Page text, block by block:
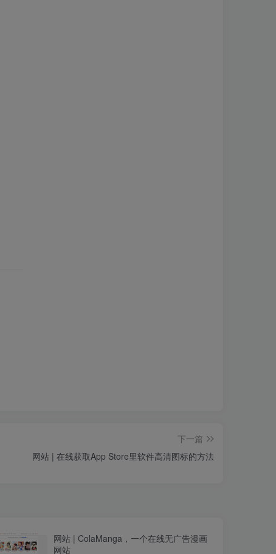
下一篇
网站 | 在线获取App Store里软件高清图标的方法
网站 | ColaManga，一个在线无广告漫画
网站